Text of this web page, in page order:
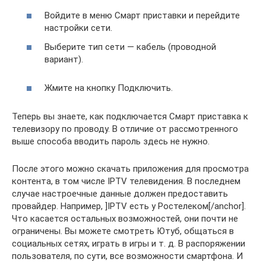
Войдите в меню Смарт приставки и перейдите
настройки сети.
Выберите тип сети — кабель (проводной
вариант).
Жмите на кнопку Подключить.
Теперь вы знаете, как подключается Смарт приставка к
телевизору по проводу. В отличие от рассмотренного
выше способа вводить пароль здесь не нужно.
После этого можно скачать приложения для просмотра
контента, в том числе IPTV телевидения. В последнем
случае настроечные данные должен предоставить
провайдер. Например, ]IPTV есть у Ростелеком[/anchor].
Что касается остальных возможностей, они почти не
ограничены. Вы можете смотреть Ютуб, общаться в
социальных сетях, играть в игры и т. д. В распоряжении
пользователя, по сути, все возможности смартфона. И